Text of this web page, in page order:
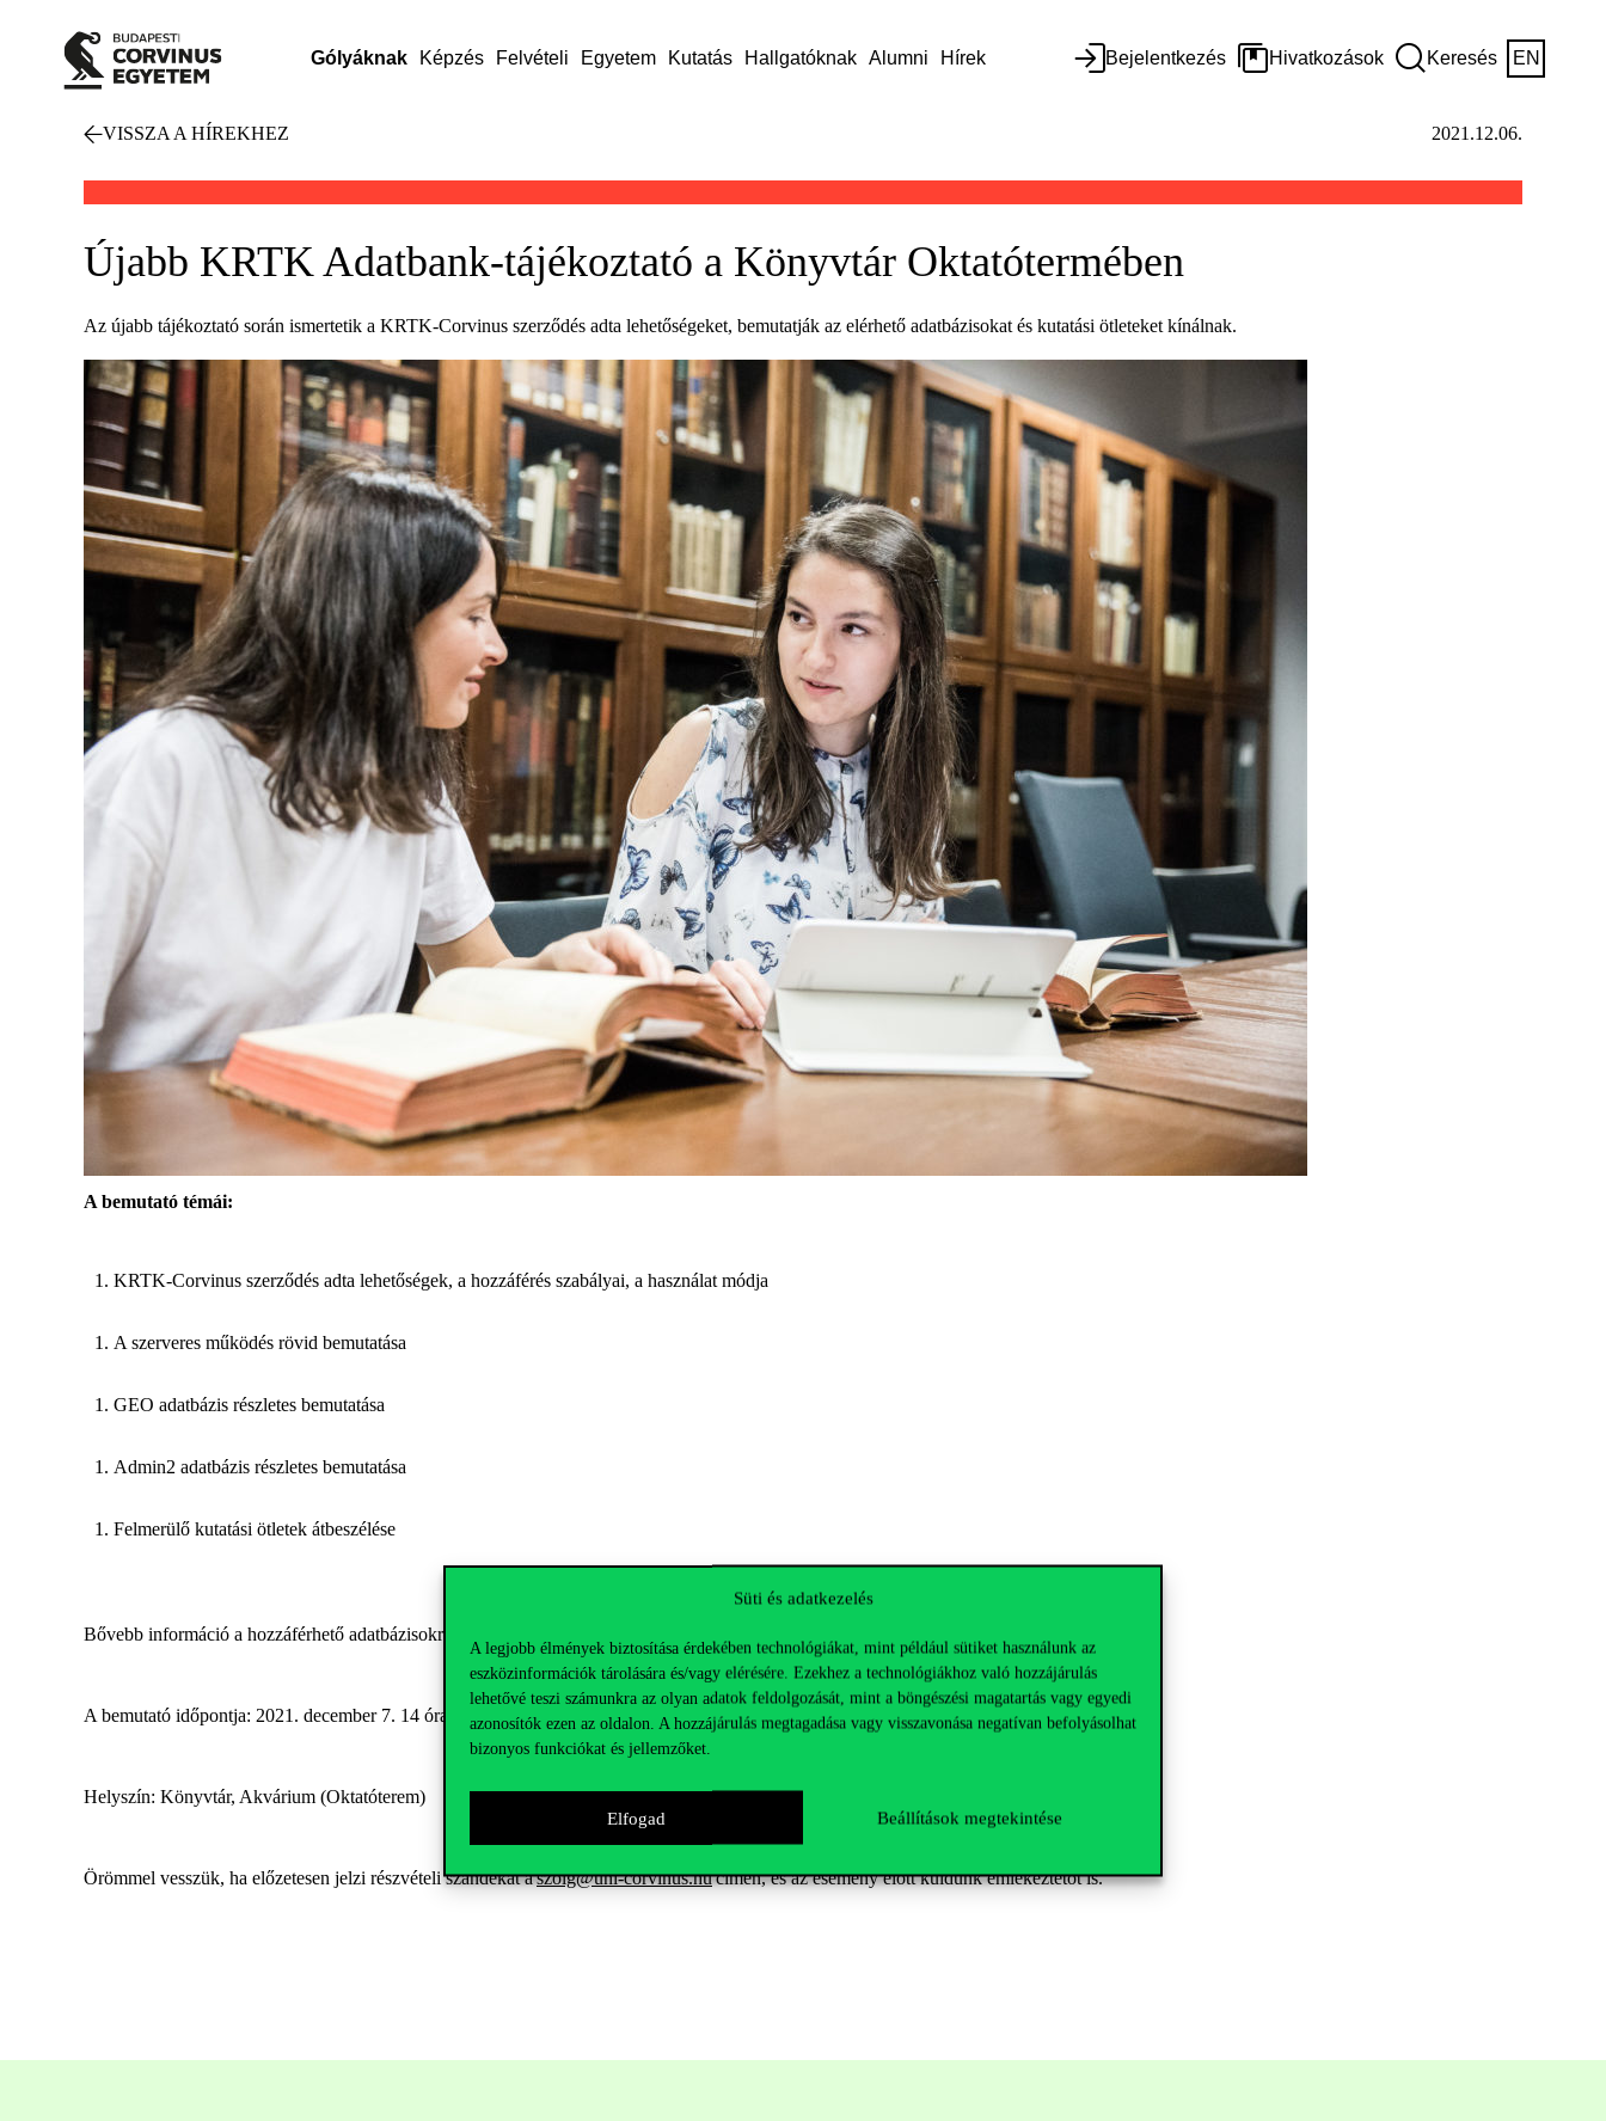
Süti és adatkezelés
A legjobb élmények biztosítása érdekében technológiákat, mint például sütiket használunk az
eszközinformációk tárolására és/vagy elérésére. Ezekhez a technológiákhoz való hozzájárulás
lehetővé teszi számunkra az olyan adatok feldolgozását, mint a böngészési magatartás vagy egyedi
azonosítók ezen az oldalon. A hozzájárulás megtagadása vagy visszavonása negatívan befolyásolhat
bizonyos funkciókat és jellemzőket.
Elfogad Beállítások megtekintése
Gólyáknak Képzés Felvételi Egyetem Kutatás Hallgatóknak Alumni Hírek Bejelentkezés Hivatkozások Keresés EN
VISSZA A HÍREKHEZ 2021.12.06.
Újabb KRTK Adatbank-tájékoztató a Könyvtár Oktatótermében
Az újabb tájékoztató során ismertetik a KRTK-Corvinus szerződés adta lehetőségeket, bemutatják az elérhető adatbázisokat és kutatási ötleteket kínálnak.
A bemutató témái:
KRTK-Corvinus szerződés adta lehetőségek, a hozzáférés szabályai, a használat módja
A szerveres működés rövid bemutatása
GEO adatbázis részletes bemutatása
Admin2 adatbázis részletes bemutatása
Felmerülő kutatási ötletek átbeszélése
Bővebb információ a hozzáférhető adatbázisokról
A bemutató időpontja: 2021. december 7. 14 óra
Helyszín: Könyvtár, Akvárium (Oktatóterem)
Örömmel vesszük, ha előzetesen jelzi részvételi szándékát aszolg@uni-corvinus.hucímen, és az esemény előtt küldünk emlékeztetőt is.